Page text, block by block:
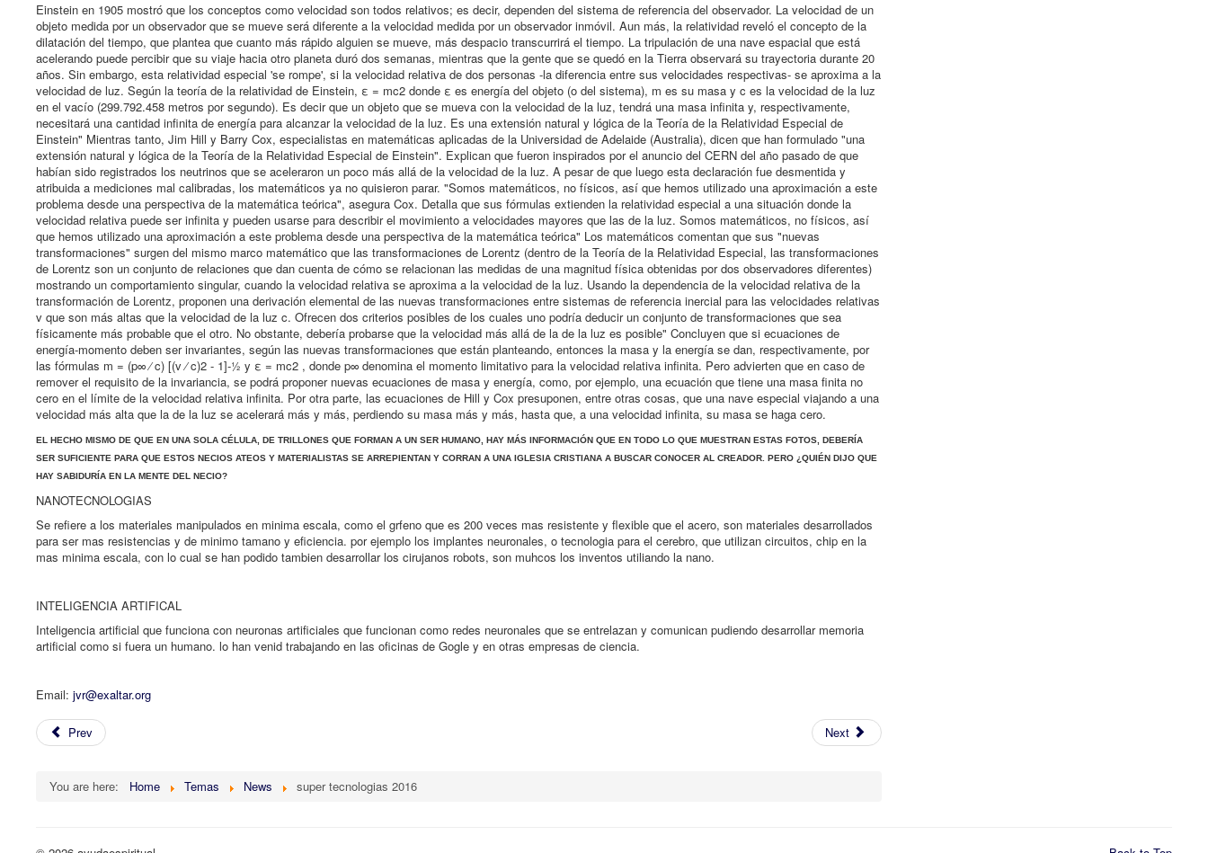
Einstein en 1905 mostró que los conceptos como velocidad son todos relativos; es decir, dependen del sistema de referencia del observador. La velocidad de un
objeto medida por un observador que se mueve será diferente a la velocidad medida por un observador inmóvil. Aun más, la relatividad reveló el concepto de la
dilatación del tiempo, que plantea que cuanto más rápido alguien se mueve, más despacio transcurrirá el tiempo. La tripulación de una nave espacial que está
acelerando puede percibir que su viaje hacia otro planeta duró dos semanas, mientras que la gente que se quedó en la Tierra observará su trayectoria durante 20
años. Sin embargo, esta relatividad especial 'se rompe', si la velocidad relativa de dos personas -la diferencia entre sus velocidades respectivas- se aproxima a la
velocidad de luz. Según la teoría de la relatividad de Einstein, ε = mc2 donde ε es energía del objeto (o del sistema), m es su masa y c es la velocidad de la luz
en el vacío (299.792.458 metros por segundo). Es decir que un objeto que se mueva con la velocidad de la luz, tendrá una masa infinita y, respectivamente,
necesitará una cantidad infinita de energía para alcanzar la velocidad de la luz. Es una extensión natural y lógica de la Teoría de la Relatividad Especial de
Einstein" Mientras tanto, Jim Hill y Barry Cox, especialistas en matemáticas aplicadas de la Universidad de Adelaide (Australia), dicen que han formulado "una
extensión natural y lógica de la Teoría de la Relatividad Especial de Einstein". Explican que fueron inspirados por el anuncio del CERN del año pasado de que
habían sido registrados los neutrinos que se aceleraron un poco más allá de la velocidad de la luz. A pesar de que luego esta declaración fue desmentida y
atribuida a mediciones mal calibradas, los matemáticos ya no quisieron parar. "Somos matemáticos, no físicos, así que hemos utilizado una aproximación a este
problema desde una perspectiva de la matemática teórica", asegura Cox. Detalla que sus fórmulas extienden la relatividad especial a una situación donde la
velocidad relativa puede ser infinita y pueden usarse para describir el movimiento a velocidades mayores que las de la luz. Somos matemáticos, no físicos, así
que hemos utilizado una aproximación a este problema desde una perspectiva de la matemática teórica" Los matemáticos comentan que sus "nuevas
transformaciones" surgen del mismo marco matemático que las transformaciones de Lorentz (dentro de la Teoría de la Relatividad Especial, las transformaciones
de Lorentz son un conjunto de relaciones que dan cuenta de cómo se relacionan las medidas de una magnitud física obtenidas por dos observadores diferentes)
mostrando un comportamiento singular, cuando la velocidad relativa se aproxima a la velocidad de la luz. Usando la dependencia de la velocidad relativa de la
transformación de Lorentz, proponen una derivación elemental de las nuevas transformaciones entre sistemas de referencia inercial para las velocidades relativas
v que son más altas que la velocidad de la luz c. Ofrecen dos criterios posibles de los cuales uno podría deducir un conjunto de transformaciones que sea
físicamente más probable que el otro. No obstante, debería probarse que la velocidad más allá de la de la luz es posible" Concluyen que si ecuaciones de
energía-momento deben ser invariantes, según las nuevas transformaciones que están planteando, entonces la masa y la energía se dan, respectivamente, por
las fórmulas m = (p∞ ⁄ c) [(v ⁄ c)2 - 1]-½ y ε = mc2 , donde p∞ denomina el momento limitativo para la velocidad relativa infinita. Pero advierten que en caso de
remover el requisito de la invariancia, se podrá proponer nuevas ecuaciones de masa y energía, como, por ejemplo, una ecuación que tiene una masa finita no
cero en el límite de la velocidad relativa infinita. Por otra parte, las ecuaciones de Hill y Cox presuponen, entre otras cosas, que una nave especial viajando a una
velocidad más alta que la de la luz se acelerará más y más, perdiendo su masa más y más, hasta que, a una velocidad infinita, su masa se haga cero.
EL HECHO MISMO DE QUE EN UNA SOLA CÉLULA, DE TRILLONES QUE FORMAN A UN SER HUMANO, HAY MÁS INFORMACIÓN QUE EN TODO LO QUE MUESTRAN ESTAS FOTOS, DEBERÍA
SER SUFICIENTE PARA QUE ESTOS NECIOS ATEOS Y MATERIALISTAS SE ARREPIENTAN Y CORRAN A UNA IGLESIA CRISTIANA A BUSCAR CONOCER AL CREADOR. PERO ¿QUIÉN DIJO QUE
HAY SABIDURÍA EN LA MENTE DEL NECIO?
NANOTECNOLOGIAS
Se refiere a los materiales manipulados en minima escala, como el grfeno que es 200 veces mas resistente y flexible que el acero, son materiales desarrollados
para ser mas resistencias y de minimo tamano y eficiencia. por ejemplo los implantes neuronales, o tecnologia para el cerebro, que utilizan circuitos, chip en la
mas minima escala, con lo cual se han podido tambien desarrollar los cirujanos robots, son muhcos los inventos utiliando la nano.
INTELIGENCIA ARTIFICAL
Inteligencia artificial que funciona con neuronas artificiales que funcionan como redes neuronales que se entrelazan y comunican pudiendo desarrollar memoria
artificial como si fuera un humano. lo han venid trabajando en las oficinas de Gogle y en otras empresas de ciencia.
Email: jvr@exaltar.org
Prev Next
You are here: Home Temas News super tecnologias 2016